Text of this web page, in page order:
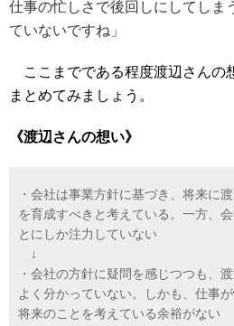
仕事の忙しさで後回しにしてしま
ていないですね」
ここまでである程度渡辺さんの
まとめてみましょう。
《渡辺さんの想い》
・会社は事業方針に基づき、将来に
を育成すべきと考えている。一方、
とにしか注力していない
↓
・会社の方針に疑問を感じつつも、
よく分かっていない。しかも、仕事
将来のことを考えている余裕がない